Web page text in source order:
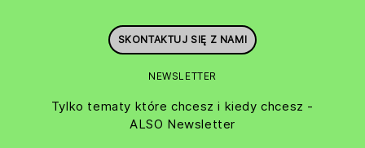
SKONTAKTUJ SIĘ Z NAMI
NEWSLETTER
Tylko tematy które chcesz i kiedy chcesz -
ALSO Newsletter